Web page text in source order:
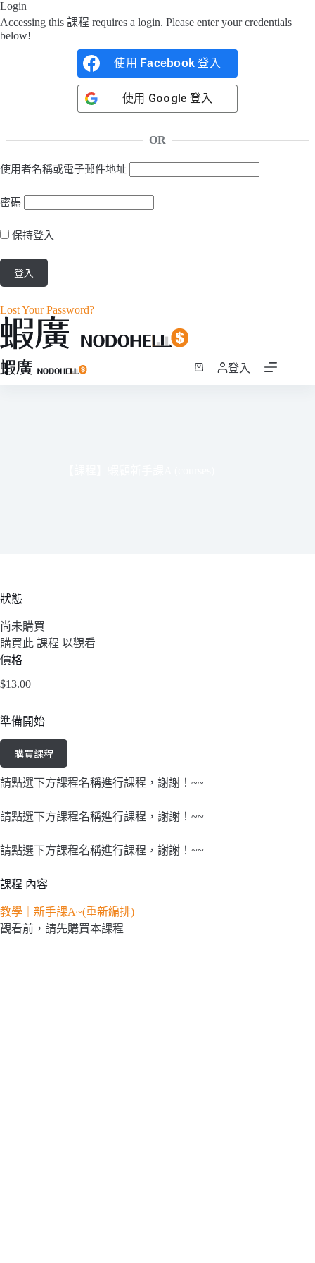
Login
Accessing this 課程 requires a login. Please enter your credentials
below!
使用 Facebook 登入
使用 Google 登入
OR
使用者名稱或電子郵件地址
密碼
保持登入
Lost Your Password?
跳
至
登入
狀態
尚未購買
購買此 課程 以觀看
價格
$13.00
準備開始
購買課程
請點選下方課程名稱進行課程，謝謝！~~
請點選下方課程名稱進行課程，謝謝！~~
請點選下方課程名稱進行課程，謝謝！~~
課程 內容
教學｜新手課A~(重新編排)
觀看前，請先購買本課程